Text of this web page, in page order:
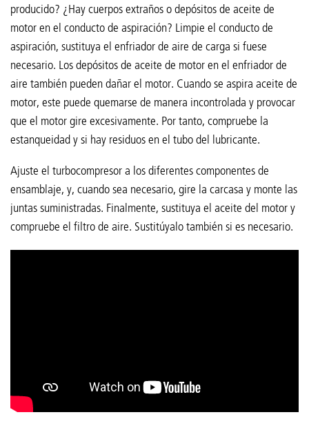
producido? ¿Hay cuerpos extraños o depósitos de aceite de
motor en el conducto de aspiración? Limpie el conducto de
aspiración, sustituya el enfriador de aire de carga si fuese
necesario. Los depósitos de aceite de motor en el enfriador de
aire también pueden dañar el motor. Cuando se aspira aceite de
motor, este puede quemarse de manera incontrolada y provocar
que el motor gire excesivamente. Por tanto, compruebe la
estanqueidad y si hay residuos en el tubo del lubricante.
Ajuste el turbocompresor a los diferentes componentes de
ensamblaje, y, cuando sea necesario, gire la carcasa y monte las
juntas suministradas. Finalmente, sustituya el aceite del motor y
compruebe el filtro de aire. Sustitúyalo también si es necesario.